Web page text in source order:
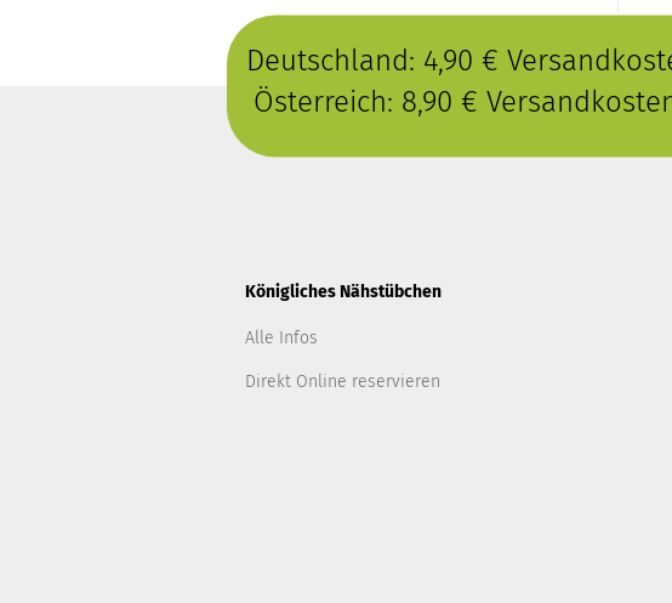
Deutschland: 4,90 €
Österreich: 8,90 €
Königliches Nähstübchen
Alle Infos
Direkt Online reservieren